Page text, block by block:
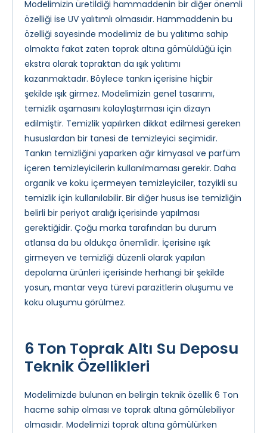
Modelimizin üretildiği hammaddenin bir diğer önemli
özelliği ise UV yalıtımlı olmasıdır. Hammaddenin bu
özelliği sayesinde modelimiz de bu yalıtıma sahip
olmakta fakat zaten toprak altına gömüldüğü için
ekstra olarak topraktan da ışık yalıtımı
kazanmaktadır. Böylece tankın içerisine hiçbir
şekilde ışık girmez. Modelimizin genel tasarımı,
temizlik aşamasını kolaylaştırması için dizayn
edilmiştir. Temizlik yapılırken dikkat edilmesi gereken
hususlardan bir tanesi de temizleyici seçimidir.
Tankın temizliğini yaparken ağır kimyasal ve parfüm
içeren temizleyicilerin kullanılmaması gerekir. Daha
organik ve koku içermeyen temizleyiciler, tazyikli su
temizlik için kullanılabilir. Bir diğer husus ise temizliğin
belirli bir periyot aralığı içerisinde yapılması
gerektiğidir. Çoğu marka tarafından bu durum
atlansa da bu oldukça önemlidir. İçerisine ışık
girmeyen ve temizliği düzenli olarak yapılan
depolama ürünleri içerisinde herhangi bir şekilde
yosun, mantar veya türevi parazitlerin oluşumu ve
koku oluşumu görülmez.
6 Ton Toprak Altı Su Deposu
Teknik Özellikleri
Modelimizde bulunan en belirgin teknik özellik 6 Ton
hacme sahip olması ve toprak altına gömülebiliyor
olmasıdır. Modelimizi toprak altına gömülürken